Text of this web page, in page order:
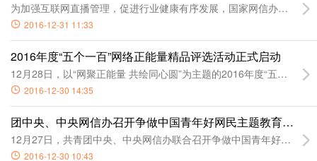
为加强互联网直播管理，促进行业健康有序发展，国家网信办、文
2016-12-31 11:33
2016年度“五个一百”网络正能量精品评选活动正式启动
12月28日，以“网聚正能量 共绘同心圆”为主题的2016年度“五个一
2016-12-30 14:35
团中央、中央网信办召开争做中国青年好网民主题教育实践
12月27日，共青团中央、中央网信办联合召开争做中国青年好网民
2016-12-30 10:43